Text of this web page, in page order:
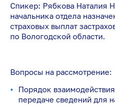
Спикер: Рябкова Наталия
начальника отдела
страховых выплат
по Вологодской области.
Вопросы на рассмотрение:
Порядок
передаче сведений для